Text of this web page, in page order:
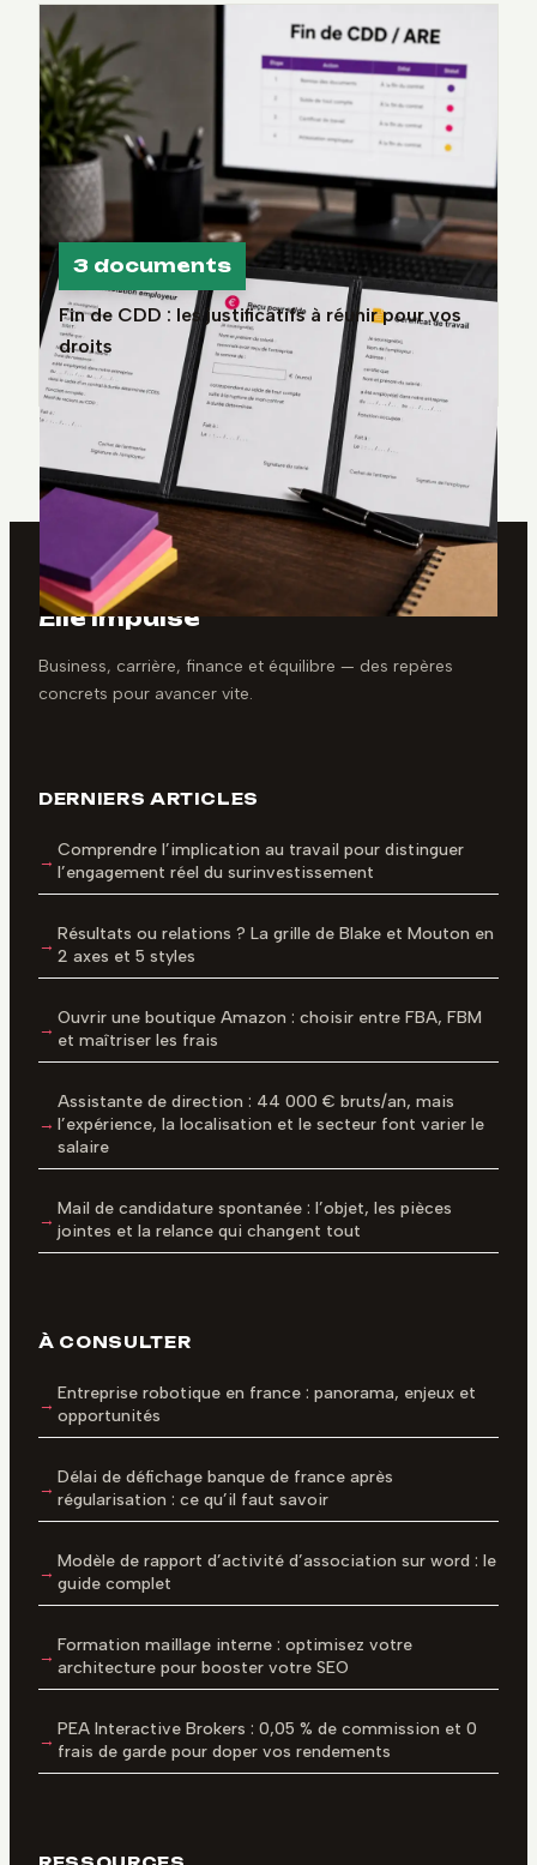
3 documents
Fin de CDD : les justificatifs à réunir pour vos
droits
Elle Impulse
Business, carrière, finance et équilibre — des repères
concrets pour avancer vite.
DERNIERS ARTICLES
Comprendre l’implication au travail pour distinguer
l’engagement réel du surinvestissement
Résultats ou relations ? La grille de Blake et Mouton en
2 axes et 5 styles
Ouvrir une boutique Amazon : choisir entre FBA, FBM
et maîtriser les frais
Assistante de direction : 44 000 € bruts/an, mais
l’expérience, la localisation et le secteur font varier le
salaire
Mail de candidature spontanée : l’objet, les pièces
jointes et la relance qui changent tout
À CONSULTER
Entreprise robotique en france : panorama, enjeux et
opportunités
Délai de défichage banque de france après
régularisation : ce qu’il faut savoir
Modèle de rapport d’activité d’association sur word : le
guide complet
Formation maillage interne : optimisez votre
architecture pour booster votre SEO
PEA Interactive Brokers : 0,05 % de commission et 0
frais de garde pour doper vos rendements